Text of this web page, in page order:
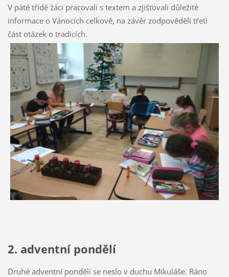
V páté třídě žáci pracovali s textem a zjišťovali důležité
informace o Vánocích celkově, na závěr zodpověděli třetí
část otázek o tradicích.
2. adventní pondělí
Druhé adventní pondělí se neslo v duchu Mikuláše. Ráno